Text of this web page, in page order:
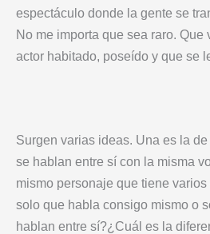
espectáculo donde la gente se
No me importa que sea raro. Que
actor habitado, poseído y que se
Surgen varias ideas. Una es la
se hablan entre sí con la misma
mismo personaje que tiene
solo que habla consigo mismo o
hablan entre sí?¿Cuál es la